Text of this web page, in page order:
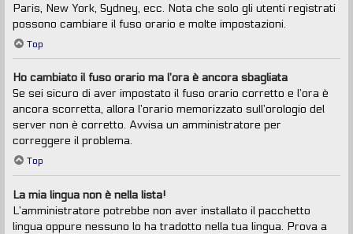
Paris, New York, Sydney, ecc. Nota che solo gli utenti registrati
possono cambiare il fuso orario e molte impostazioni.
Top
Ho cambiato il fuso orario ma l’ora è ancora sbagliata
Se sei sicuro di aver impostato il fuso orario corretto e l’ora è
ancora scorretta, allora l’orario memorizzato sull’orologio del
server non è corretto. Avvisa un amministratore per
correggere il problema.
Top
La mia lingua non è nella lista!
L’amministratore potrebbe non aver installato il pacchetto
lingua oppure nessuno lo ha tradotto nella tua lingua. Prova a